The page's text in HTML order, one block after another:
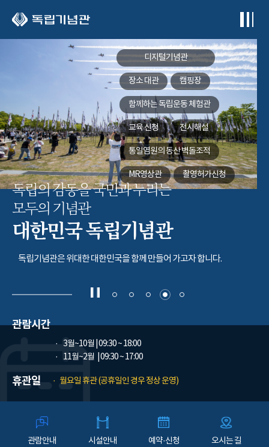
디지털기념관
장소 대관 캠핑장
함께하는독립운동 체험관
교육 신청 전시해설
통일염원의 동산벽돌조적
MR영상관 촬영허가신청
독립의 감동을 국민과 누리는
모두의 기념관
대한민국 독립기념관
독립기념관은 위대한 대한민국을 함께 만들어 가고자 합니다.
관람시간
3월~10월 | 09:30 ~ 18:00
11월~2월
| 09:30 ~ 17:00
휴관일 월요일 휴관 (공휴일인 경우 정상 운영)
관람안내 시설안내 예약·신청 오시는 길